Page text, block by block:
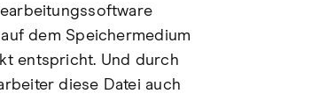
dem Speichermedium
entspricht. Und durch
diese Datei auch